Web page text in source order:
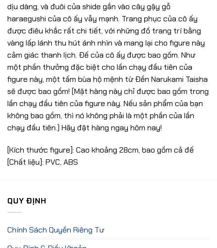
dịu dàng, và đuôi của shide gắn vào cây gậy gỗ
haraegushi của cô ấy vẫy mạnh. Trang phục của cô ấy
được điêu khắc rất chi tiết, với những đồ trang trí bằng
vàng lấp lánh thu hút ánh nhìn và mang lại cho figure này
cảm giác thanh lịch. Đế của cô ấy được bao gồm. Như
một phần thưởng đặc biệt cho lần chạy đầu tiên của
figure này, một tấm bùa hộ mệnh từ Đền Narukami Taisha
sẽ được bao gồm! (Mặt hàng này chỉ được bao gồm trong
lần chạy đầu tiên của figure này. Nếu sản phẩm của bạn
không bao gồm, thì nó không phải là một phần của lần
chạy đầu tiên.) Hãy đặt hàng ngay hôm nay!
[Kích thước figure]: Cao khoảng 28cm, bao gồm cả đế
[Chất liệu]: PVC, ABS
QUY ĐỊNH
Chính Sách Quyền Riêng Tư